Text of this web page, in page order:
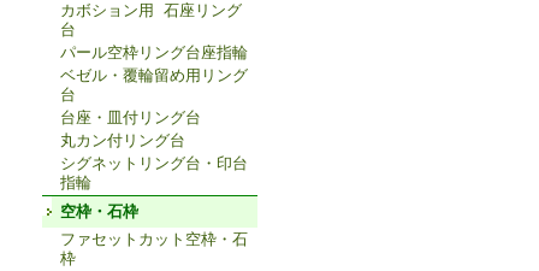
カボション用 石座リング
台
パール空枠リング台座指輪
ベゼル・覆輪留め用リング
台
台座・皿付リング台
丸カン付リング台
シグネットリング台・印台
指輪
空枠・石枠
ファセットカット空枠・石
枠